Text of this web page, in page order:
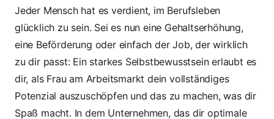
Jeder Mensch hat es verdient, im Berufsleben
glücklich zu sein. Sei es nun eine Gehaltserhöhung,
eine Beförderung oder einfach der Job, der wirklich
zu dir passt: Ein starkes Selbstbewusstsein erlaubt es
dir, als Frau am Arbeitsmarkt dein vollständiges
Potenzial auszuschöpfen und das zu machen, was dir
Spaß macht. In dem Unternehmen, das dir optimale